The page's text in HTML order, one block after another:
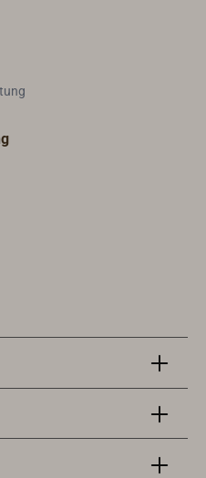
mit.Lieferung
LED-
Zulassung
Kompass bei.